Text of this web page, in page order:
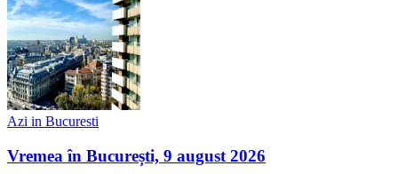
Azi in Bucuresti
Vremea în București, 9 august 2026